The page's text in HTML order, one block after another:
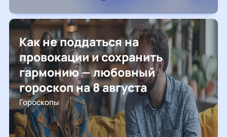
Как не поддаться на
провокации и сохранить
гармонию — любовный
гороскоп на 8 августа
Гороскопы